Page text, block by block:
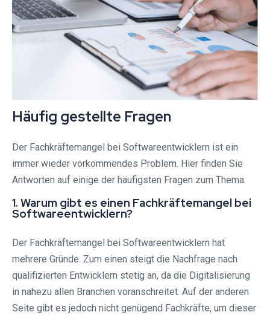
Häufig gestellte Fragen
Der Fachkräftemangel bei Softwareentwicklern ist ein
immer wieder vorkommendes Problem. Hier finden Sie
Antworten auf einige der häufigsten Fragen zum Thema.
1. Warum gibt es einen Fachkräftemangel bei
Softwareentwicklern?
Der Fachkräftemangel bei Softwareentwicklern hat
mehrere Gründe. Zum einen steigt die Nachfrage nach
qualifizierten Entwicklern stetig an, da die Digitalisierung
in nahezu allen Branchen voranschreitet. Auf der anderen
Seite gibt es jedoch nicht genügend Fachkräfte, um dieser